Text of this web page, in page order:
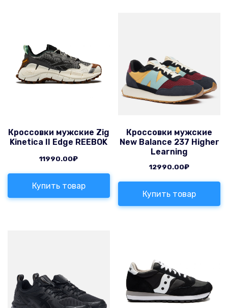
Кроссовки мужские Zig
Kinetica II Edge REEBOK
11990.00₽
Купить товар
Кроссовки мужские
New Balance 237 Higher
Learning
12990.00₽
Купить товар